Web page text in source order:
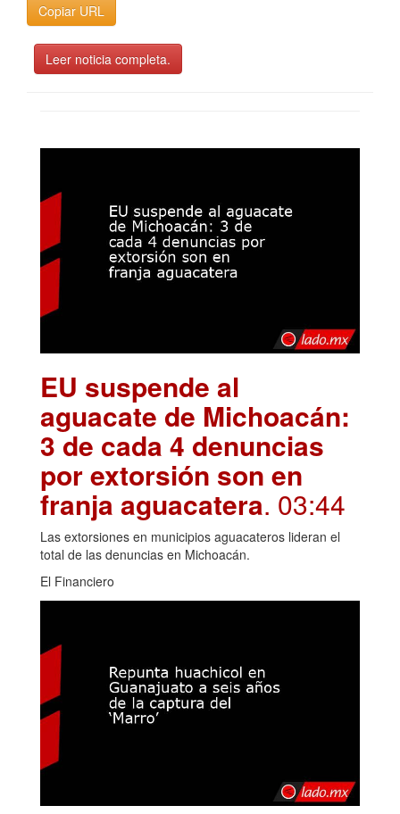
Copiar URL
Leer noticia completa.
EU suspende al
aguacate de Michoacán:
3 de cada 4 denuncias
por extorsión son en
franja aguacatera. 03:44
Las extorsiones en municipios aguacateros lideran el
total de las denuncias en Michoacán.
El Financiero